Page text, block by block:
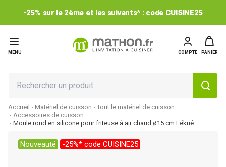
-25% sur le 2ème et les suivants* : code CUISINE25
MENU COMPTE PANIER
Accueil Matériel de cuisson
Tout le matériel de cuisson
Accessoires de cuisson
Moule rond en silicone pour friteuse à air chaud ø15 cm Lékué
Nouveauté -25%* code CUISINE25